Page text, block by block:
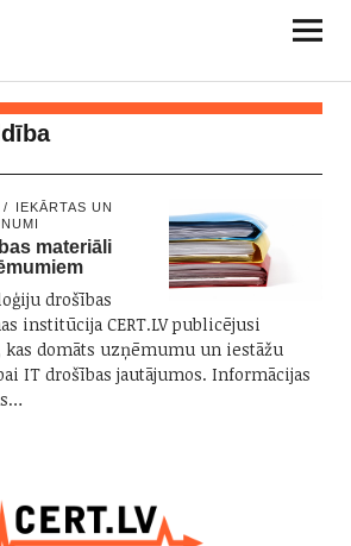
IEKĀRTAS UN
materiāli
drošības
institūcija CERT.LV publicējusi
domāts uzņēmumu un iestāžu
IT drošības jautājumos. Informācijas